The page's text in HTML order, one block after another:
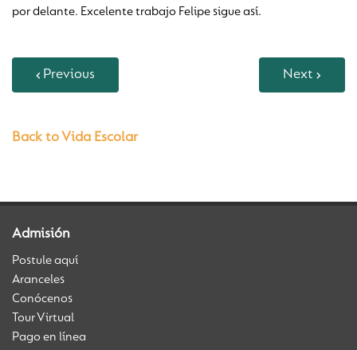
por delante. Excelente trabajo Felipe sigue así.
Previous Next
Back to Vida Escolar
Admisión
Postule aquí
Aranceles
Conócenos
Tour Virtual
Pago en línea